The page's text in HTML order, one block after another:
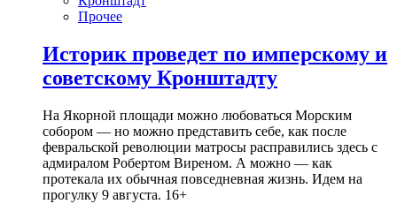
Прочее
Историк проведет по имперскому и
советскому Кронштадту
На Якорной площади можно любоваться Морским
собором — но можно представить себе, как после
февральской революции матросы расправились здесь с
адмиралом Робертом Виреном. А можно — как
протекала их обычная повседневная жизнь. Идем на
прогулку 9 августа. 16+